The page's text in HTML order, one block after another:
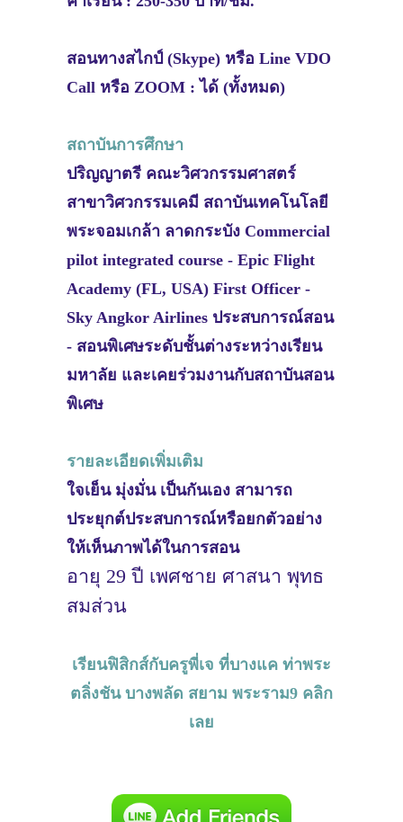
สอนทางสไกป์ (Skype) หรือ Line VDO
Call หรือ ZOOM : ได้ (ทั้งหมด)
สถาบันการศึกษา
ปริญญาตรี คณะวิศวกรรมศาสตร์
สาขาวิศวกรรมเคมี สถาบันเทคโนโลยี
พระจอมเกล้า ลาดกระบัง Commercial
pilot integrated course - Epic Flight
Academy (FL, USA) First Officer -
Sky Angkor Airlines ประสบการณ์สอน
- สอนพิเศษระดับชั้นต่างระหว่างเรียน
มหาลัย และเคยร่วมงานกับสถาบันสอน
พิเศษ
รายละเอียดเพิ่มเติม
ใจเย็น มุ่งมั่น เป็นกันเอง สามารถ
ประยุกต์ประสบการณ์หรือยกตัวอย่าง
ให้เห็นภาพได้ในการสอน
อายุ 29 ปี เพศชาย ศาสนา พุทธ
สมส่วน
เรียนฟิสิกส์กับครูพี่เจ ที่บางแค ท่าพระ
ตลิ่งชัน บางพลัด สยาม พระราม9 คลิก
เลย